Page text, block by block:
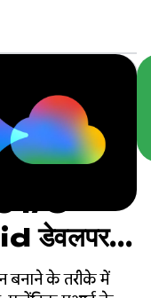
या गेम को बेहतर
I/O
डेवलपर
बनाने के तरीके में